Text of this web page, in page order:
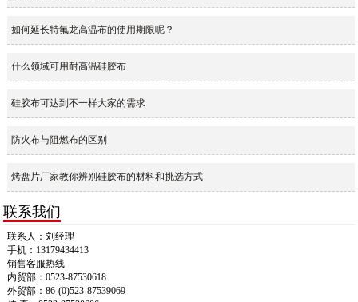
如何延长特氟龙高温布的使用期限呢？
什么领域可用耐高温硅胶布
硅胶布可达到不一样大家的需求
防火布与阻燃布的区别
烤盘片厂家教你辨别硅胶布的材料和挑选方式
联系我们
联系人：刘经理
手机：13179434413
销售客服热线
内贸部：0523-87530618
外贸部：86-(0)523-87539069